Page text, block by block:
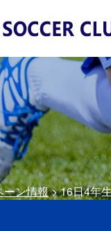
ーン情報> 16日4年